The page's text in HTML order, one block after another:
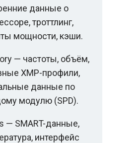
данные о
троттлинг,
мощности, кэши.
— частоты, объём,
XMP-профили,
данные по
модулю (SPD).
— SMART-данные,
интерфейс